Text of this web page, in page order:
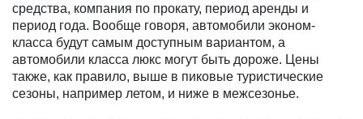
средства, компания по прокату, период аренды и
период года. Вообще говоря, автомобили эконом-
класса будут самым доступным вариантом, а
автомобили класса люкс могут быть дороже. Цены
также, как правило, выше в пиковые туристические
сезоны, например летом, и ниже в межсезонье.